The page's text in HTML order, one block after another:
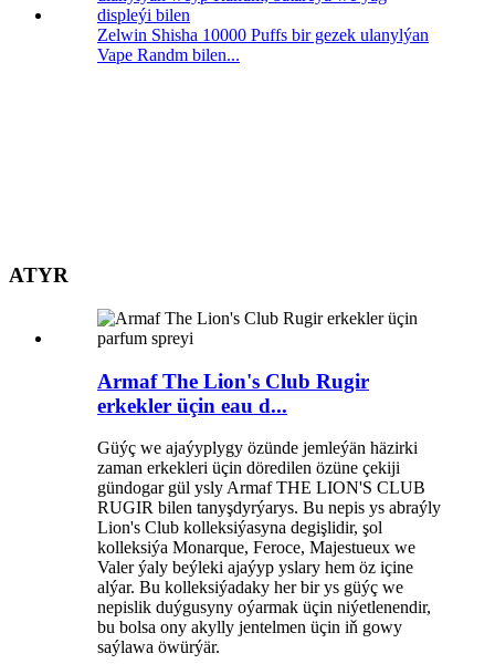
Zelwin Shisha 10000 Puffs bir gezek ulanylýan
Vape Randm bilen...
ATYR
Armaf The Lion's Club Rugir
erkekler üçin eau d...
Güýç we ajaýyplygy özünde jemleýän häzirki
zaman erkekleri üçin döredilen özüne çekiji
gündogar gül ysly Armaf THE LION'S CLUB
RUGIR bilen tanyşdyrýarys. Bu nepis ys abraýly
Lion's Club kolleksiýasyna degişlidir, şol
kolleksiýa Monarque, Feroce, Majestueux we
Valer ýaly beýleki ajaýyp yslary hem öz içine
alýar. Bu kolleksiýadaky her bir ys güýç we
nepislik duýgusyny oýarmak üçin niýetlenendir,
bu bolsa ony akylly jentelmen üçin iň gowy
saýlawa öwürýär.